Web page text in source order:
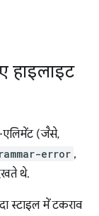
हाइलाइट
एलिमेंट (जैसे,
error ,
थे.
स्टाइल में टकराव